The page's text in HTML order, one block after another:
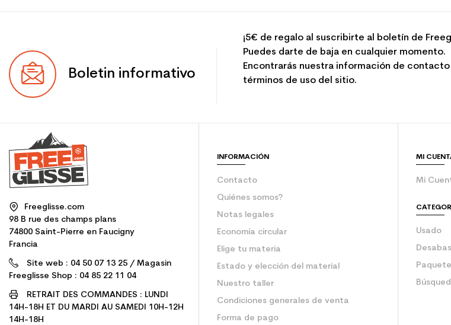
Boletin informativo
¡5€ de regalo al suscribirte al boletín de
Puedes darte de baja en cualquier momento.
Encontrarás nuestra información de contacto
términos de uso del sitio.
Freeglisse.com
98 B rue des champs plans
74800 Saint-Pierre en Faucigny
Francia
Site web : 04 50 07 13 25 / Magasin
Freeglisse Shop : 04 85 22 11 04
RETRAIT DES COMMANDES : LUNDI
14H-18H ET DU MARDI AU SAMEDI 10H-12H
14H-18H
INFORMACIÓN
Contacto
Quiénes somos?
Notas legales
Economía circular
Elige tu materia
Estado y elección del material
Nuestro taller
Condiciones generales de venta
Forma de pago
MI
Mi
Usado